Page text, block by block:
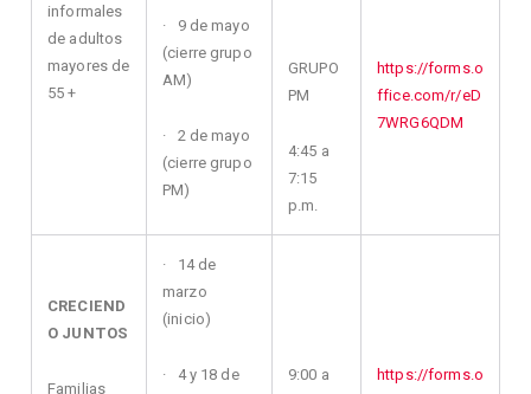
informales
de adultos
mayores de
55 +
· 9 de mayo
(cierre grupo
AM)
· 2 de mayo
(cierre grupo
PM)
GRUPO
PM
4:45 a
7:15
p.m.
https://forms.o
ffice.com/r/eD
7WRG6QDM
CRECIEND
O JUNTOS
Familias
· 14 de
marzo
(inicio)
· 4 y 18 de
9:00 a
https://forms.o